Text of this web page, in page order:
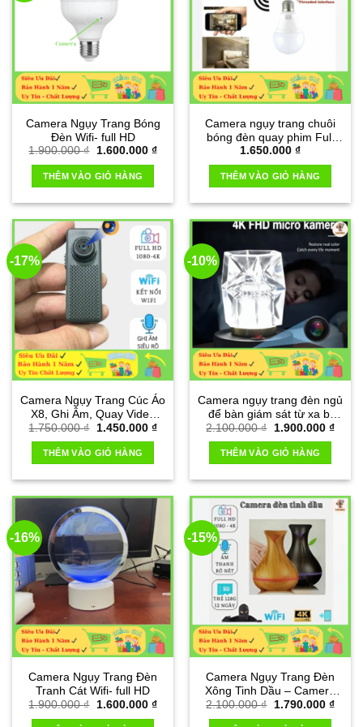
Camera Ngụy Trang Bóng
Đèn Wifi- full HD
1.900.000₫
Giá
là:
1.900.000 ₫.
1.600.000 ₫Giá
THÊM VÀO GIỎ HÀNG
Camera ngụy trang chuôi
bóng đèn quay phim Full
HD 1080P
1.650.000 ₫
THÊM VÀO GIỎ HÀNG
-17%
Camera Ngụy Trang Cúc Áo
X8, Ghi Âm, Quay Video
Full HD Sắc Nét
1.750.000₫
Giá
là:
1.750.000 ₫.
1.450.000 ₫Giá
THÊM VÀO GIỎ HÀNG
-10%
Camera ngụy trang đèn ngủ
để bàn giám sát từ xa bí
mật
2.100.000₫
Giá
là:
2.100.000 ₫.
1.900.000 ₫Giá
THÊM VÀO GIỎ HÀNG
-16%
Camera Ngụy Trang Đèn
Tranh Cát Wifi- full HD
1.900.000₫
Giá
1.600.000 ₫Giá
-15%
Camera Ngụy Trang Đèn
Xông Tinh Dầu – Camera
Full HD 4K, Wifi
2.100.000₫
Giá
1.790.000 ₫Giá